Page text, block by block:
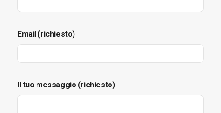
Email (richiesto)
Il tuo messaggio (richiesto)